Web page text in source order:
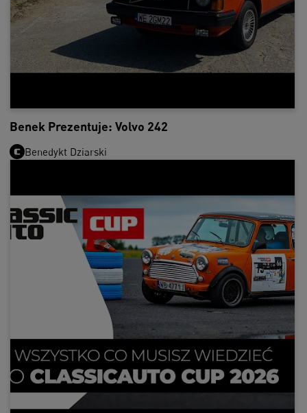
Benek Prezentuje: Volvo 242
Benedykt Dziarski